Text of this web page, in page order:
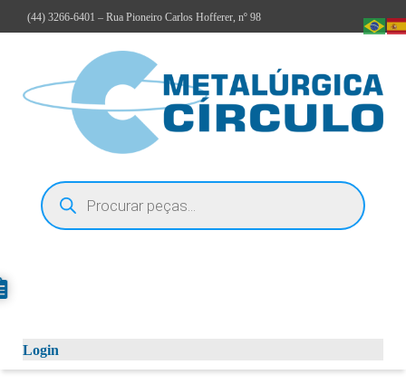
(44) 3266-6401 – Rua Pioneiro Carlos Hofferer, nº 98
Login